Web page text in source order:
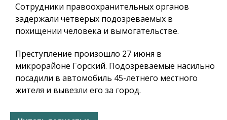
Сотрудники правоохранительных органов
задержали четверых подозреваемых в
похищении человека и вымогательстве.
Преступление произошло 27 июня в
микрорайоне Горский. Подозреваемые насильно
посадили в автомобиль 45-летнего местного
жителя и вывезли его за город.